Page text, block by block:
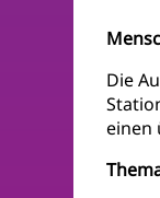
Die
einen